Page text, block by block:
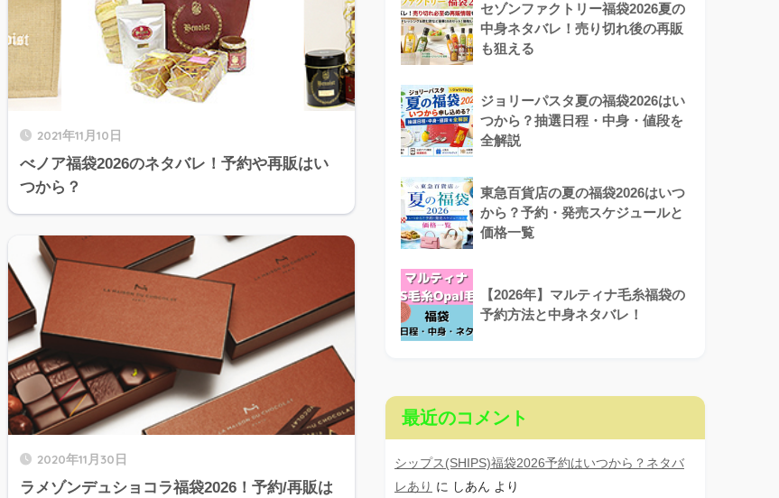
2021年11月10日
べノア福袋2026のネタバレ！予約や再販はい
つから？
2020年11月30日
ラメゾンデュショコラ福袋2026！予約/再販は
セゾンファクトリー福袋2026夏の
中身ネタバレ！売り切れ後の再販
も狙える
ジョリーパスタ夏の福袋2026はい
つから？抽選日程・中身・値段を
全解説
東急百貨店の夏の福袋2026はいつ
から？予約・発売スケジュールと
価格一覧
【2026年】マルティナ毛糸福袋の
予約方法と中身ネタバレ！
最近のコメント
シップス(SHIPS)福袋2026予約はいつから？ネタバ
レあり に しあん より